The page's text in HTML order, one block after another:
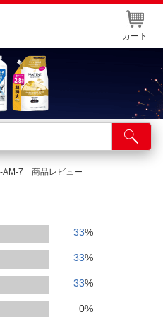
カート
AM-7 商品レビュー
33%
33%
33%
0%